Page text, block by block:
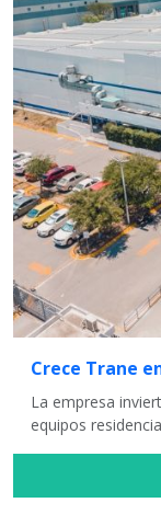
Crece Trane
La empresa
equipos